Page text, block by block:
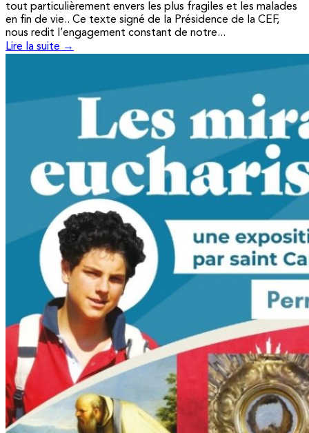
tout particulièrement envers les plus fragiles et les malades
en fin de vie.. Ce texte signé de la Présidence de la CEF,
nous redit l’engagement constant de notre...
Lire la suite →